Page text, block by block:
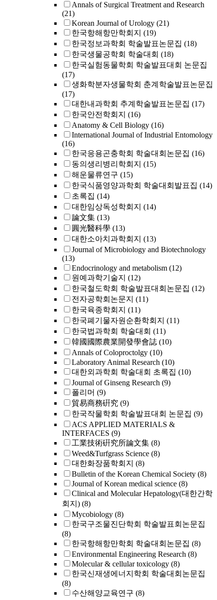
Annals of Surgical Treatment and Research
(21)
Korean Journal of Urology (21)
한국항해항만학회지 (19)
한국정보과학회 학술발표논문집 (18)
한국생물공학회 학술대회 (18)
한국실험동물학회 학술발표대회 논문집
(17)
생화학분자생물학회 춘계학술발표논문집
(17)
대한내과학회 추계학술발표논문집 (17)
한국안전학회지 (16)
Anatomy & Cell Biology (16)
International Journal of Industrial Entomology
(16)
한국응용곤충학회 학술대회논문집 (16)
동의생리병리학회지 (15)
해운물류연구 (15)
한국식품영양과학회 학술대회발표집 (14)
초록집 (14)
대한임상독성학회지 (14)
論文集 (13)
圓光醫科學 (13)
대한소아치과학회지 (13)
Journal of Microbiology and Biotechnology
(13)
Endocrinology and metabolism (12)
원예과학기술지 (12)
한국철도학회 학술발표대회논문집 (12)
전자공학회논문지 (11)
한국육종학회지 (11)
한국폐기물자원순환학회지 (11)
한국법과학회 학술대회 (11)
韓國國際農業開發學會誌 (10)
Annals of Coloproctolgy (10)
Laboratory Animal Research (10)
대한외과학회 학술대회 초록집 (10)
Journal of Ginseng Research (9)
폴리머 (9)
貿易商務硏究 (9)
한국작물학회 학술발표대회 논문집 (9)
ACS APPLIED MATERIALS &
INTERFACES (9)
工業技術硏究所論文集 (8)
Weed&Turfgrass Science (8)
대한화장품학회지 (8)
Bulletin of the Korean Chemical Society (8)
Journal of Korean medical science (8)
Clinical and Molecular Hepatology(대한간학
회지) (8)
Mycobiology (8)
한국구조물진단학회 학술발표회논문집
(8)
한국항해항만학회 학술대회논문집 (8)
Environmental Engineering Research (8)
Molecular & cellular toxicology (8)
한국신재생에너지학회 학술대회논문집
(8)
수산해양교육연구 (8)